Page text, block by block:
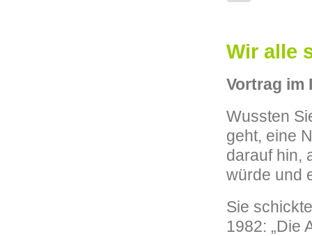
Wir alle
Vortrag im
Wussten
geht, eine
darauf hin,
würde und
Sie
1982: „Die